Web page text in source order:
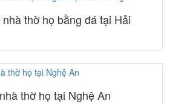
thờ họ bằng đá tại Hải
thờ họ tại Nghệ An